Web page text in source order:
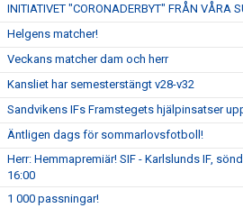
INITIATIVET "CORONADERBYT" FRÅN VÅRA
Helgens matcher!
Veckans matcher dam och herr
Kansliet har semesterstängt v28-v32
Sandvikens IFs Framstegets hjälpinsatser
Äntligen dags för sommarlovsfotboll!
Herr: Hemmapremiär! SIF - Karlslunds IF,
16:00
1 000 passningar!